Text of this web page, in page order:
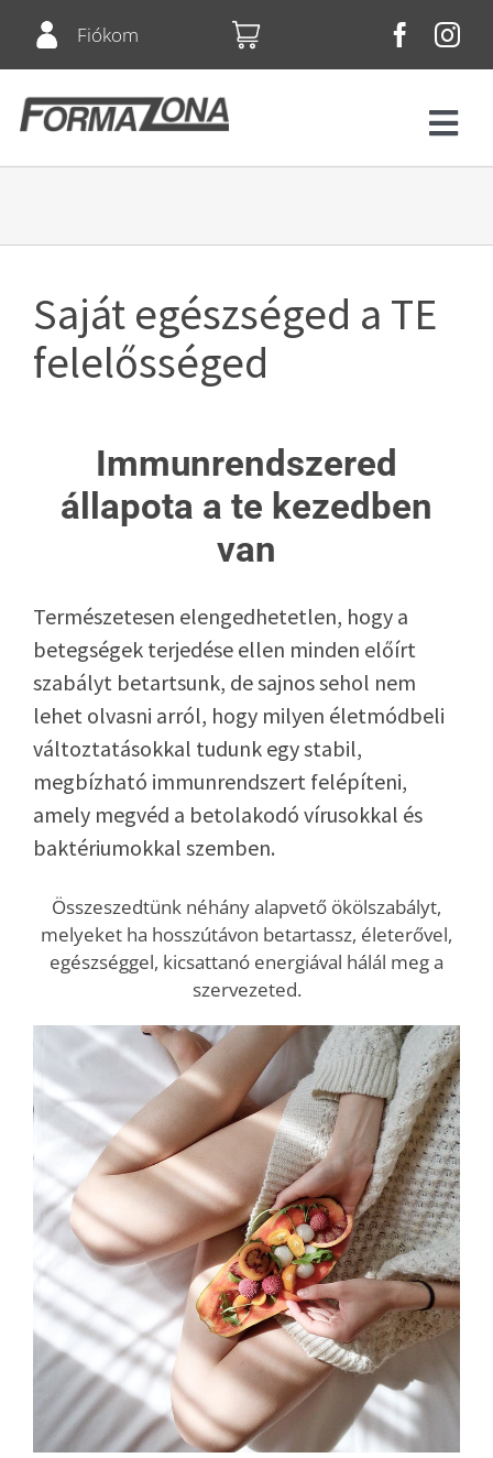
content
Fiókom
Csoportos órák
Wellness
Rólunk
Kapcsolat
Karrier
Saját egészséged a TE
felelősséged
Immunrendszered
állapota a te kezedben
van
Természetesen elengedhetetlen, hogy a
betegségek terjedése ellen minden előírt
szabályt betartsunk, de sajnos sehol nem
lehet olvasni arról, hogy milyen életmódbeli
változtatásokkal tudunk egy stabil,
megbízható immunrendszert felépíteni,
amely megvéd a betolakodó vírusokkal és
baktériumokkal szemben.
Összeszedtünk néhány alapvető ökölszabályt,
melyeket ha hosszútávon betartassz, életerővel,
egészséggel, kicsattanó energiával hálál meg a
szervezeted.